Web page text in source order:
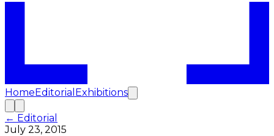
HomeEditorial Exhibitions
← Editorial
July 23, 2015